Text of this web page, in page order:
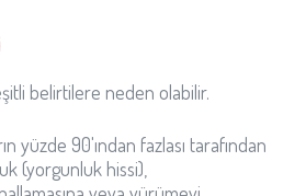
belirtilere neden olabilir.
yüzde 90'ından fazlası tarafından
(yorgunluk hissi),